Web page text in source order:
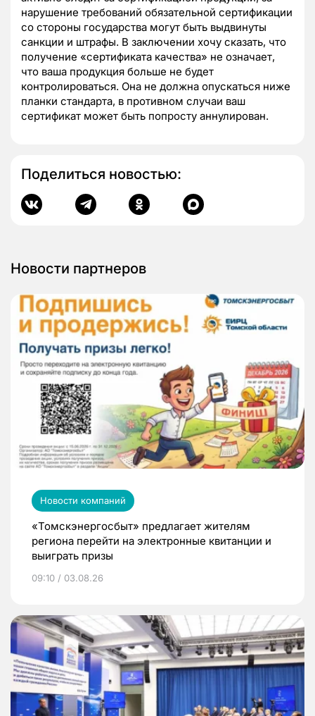
нарушение требований обязательной сертификации
со стороны государства могут быть выдвинуты
санкции и штрафы. В заключении хочу сказать, что
получение «сертификата качества» не означает,
что ваша продукция больше не будет
контролироваться. Она не должна опускаться ниже
планки стандарта, в противном случаи ваш
сертификат может быть попросту аннулирован.
Поделиться новостью:
Новости партнеров
Новости компаний
«Томскэнергосбыт» предлагает жителям
региона перейти на электронные квитанции и
выиграть призы
09:10 / 03.08.26